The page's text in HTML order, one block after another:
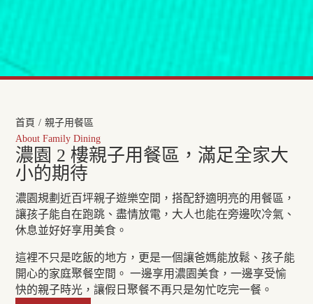
首頁 / 親子用餐區
About Family Dining
濃園 2 樓親子用餐區，滿足全家大
小的期待
濃園規劃近百坪親子遊樂空間，搭配舒適明亮的用餐區，
讓孩子能自在跑跳、盡情放電，大人也能在旁邊吹冷氣、
休息並好好享用美食。
這裡不只是吃飯的地方，更是一個讓爸媽能放鬆、孩子能
開心的家庭聚餐空間。 一邊享用濃園美食，一邊享受愉
快的親子時光，讓假日聚餐不再只是匆忙吃完一餐。